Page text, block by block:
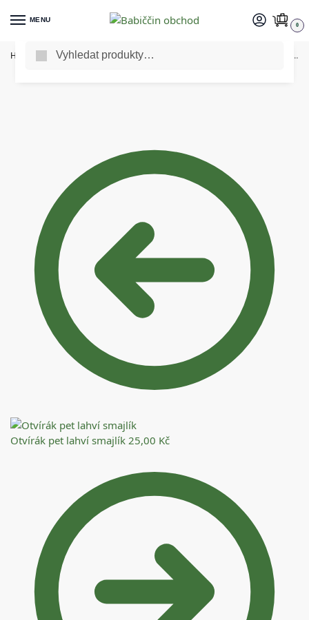
MENU
0
Home Vše pro domácnost / Kuchyňské potřeby
Otvírák pet lahví smajlík 25,00 Kč